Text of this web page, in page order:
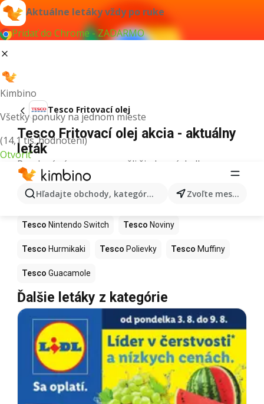
Aktuálne letáky vždy po ruke
Pridať do Chrome - ZADARMO
Kimbino
Všetky ponuky na jednom mieste
(14,1 tis. hodnotení)
Otvoriť
Hľadajte obchody, kategórie, produkty... Zvoľte mesto
Tesco Fritovací olej
Tesco Fritovací olej akcia - aktuálny
leták
Pre daný výraz sme nenašli žiadne výsledky.
Ďalšie produkty v obchodoch Tesco
Tesco Kapor Tesco Ashwagandha
Tesco Nintendo Switch Tesco Noviny
Tesco Hurmikaki Tesco Polievky Tesco Muffiny
Tesco Guacamole
Ďalšie letáky z kategórie